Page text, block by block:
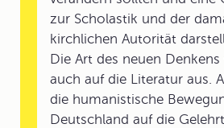
zur Scholastik und der
kirchlichen Autorität
Die Art des neuen
auch auf die Literatur aus.
die humanistische
Deutschland auf die